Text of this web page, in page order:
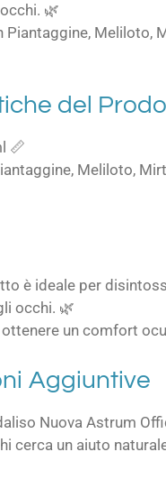
🌿
Piantaggine, Meliloto,
del
📏
Meliloto,
è ideale per
occhi. 🌿
un comfort
Aggiuntive
Nuova Astrum
cerca un aiuto